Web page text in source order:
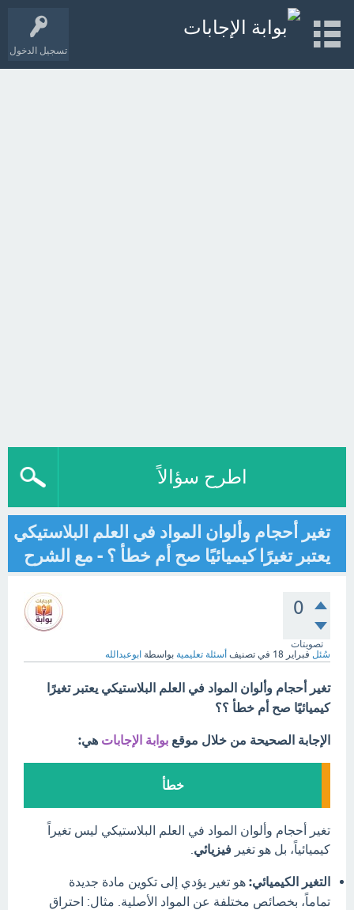
تسجيل الدخول
اطرح سؤالاً
تغير أحجام وألوان المواد في العلم البلاستيكي
يعتبر تغيرًا كيميائيًا صح أم خطأ ؟ - مع الشرح
0
تصويتات
سُئل فبراير 18 في تصنيف أسئلة تعليمية بواسطة ابوعبدالله
تغير أحجام وألوان المواد في العلم البلاستيكي يعتبر تغيرًا
كيميائيًا صح أم خطأ ؟؟
الإجابة الصحيحة من خلال موقع بوابة الإجابات هي:
خطأ
تغير أحجام وألوان المواد في العلم البلاستيكي ليس تغيراً
كيميائياً، بل هو تغير فيزيائي
التغير الكيميائي: هو تغير يؤدي إلى تكوين مادة جديدة
تماماً، بخصائص مختلفة عن المواد الأصلية. مثال: احتراق